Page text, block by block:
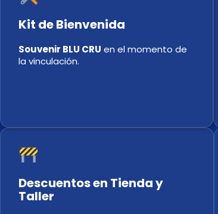
Kit de Bienvenida
Souvenir BLU CRU en el momento de
la vinculación.
Descuentos en Tienda y
Taller